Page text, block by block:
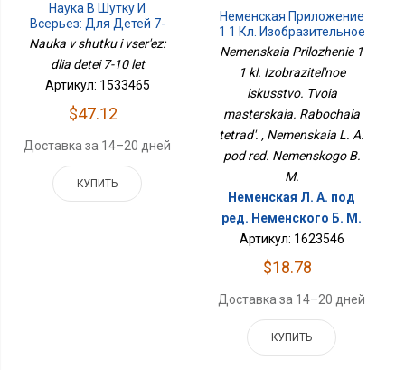
Наука В Шутку И
Всерьез: Для Детей 7-
10 Лет
Nauka v shutku i vser'ez:
dlia detei 7-10 let
Артикул: 1533465
$47.12
Доставка за 14–20 дней
КУПИТЬ
Неменская Приложение
1 1 Кл. Изобразительное
Искусство. Твоя
Тетрадь.
Nemenskaia Prilozhenie 1
1 kl. Izobrazitel'noe
iskusstvo. Tvoia
masterskaia. Rabochaia
tetrad'. , Nemenskaia L. A.
pod red. Nemenskogo B.
M.
Неменская Л. А. под
ред. Неменского Б. М.
Артикул: 1623546
$18.78
Доставка за 14–20 дней
КУПИТЬ